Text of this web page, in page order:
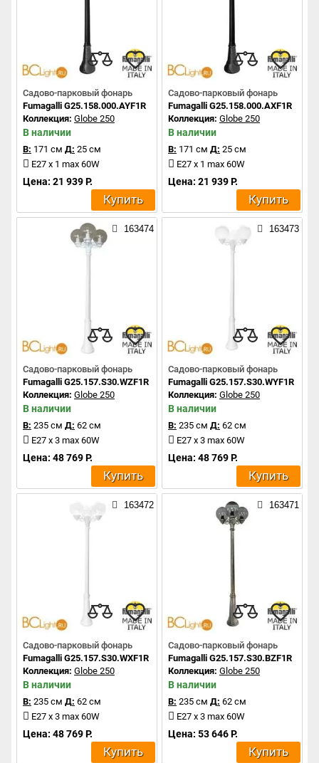
Садово-парковый фонарь
Fumagalli G25.158.000.AYF1R
Коллекция: Globe 250
В наличии
В: 171 см Д: 25 см
E27 x 1 max 60W
Цена: 21 939 Р.
Купить
Садово-парковый фонарь
Fumagalli G25.158.000.AXF1R
Коллекция: Globe 250
В наличии
В: 171 см Д: 25 см
E27 x 1 max 60W
Цена: 21 939 Р.
Купить
163474
Садово-парковый фонарь
Fumagalli G25.157.S30.WZF1R
Коллекция: Globe 250
В наличии
В: 235 см Д: 62 см
E27 x 3 max 60W
Цена: 48 769 Р.
Купить
163473
Садово-парковый фонарь
Fumagalli G25.157.S30.WYF1R
Коллекция: Globe 250
В наличии
В: 235 см Д: 62 см
E27 x 3 max 60W
Цена: 48 769 Р.
Купить
163472
Садово-парковый фонарь
Fumagalli G25.157.S30.WXF1R
Коллекция: Globe 250
В наличии
В: 235 см Д: 62 см
E27 x 3 max 60W
Цена: 48 769 Р.
Купить
163471
Садово-парковый фонарь
Fumagalli G25.157.S30.BZF1R
Коллекция: Globe 250
В наличии
В: 235 см Д: 62 см
E27 x 3 max 60W
Цена: 53 646 Р.
Купить